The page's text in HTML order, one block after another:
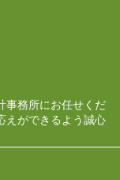
事務所にお任せくだ
えができるよう誠心